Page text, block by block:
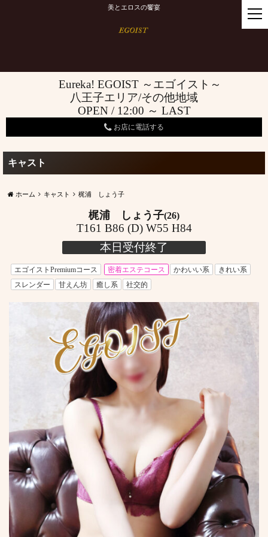
美とエロスの饗宴
Eureka! EGOIST ～エゴイスト～
八王子エリア/その他地域
OPEN / 12:00 ～ LAST
お店に電話する
キャスト
ホーム キャスト 梶浦 しょう子
梶浦 しょう子(26)
T161 B86 (D) W55 H84
本日受付終了
エゴイストPremiumコース 密着エステコース かわいい系
きれい系
スレンダー
甘えん坊 癒し系 社交的
t
o
g
a
i